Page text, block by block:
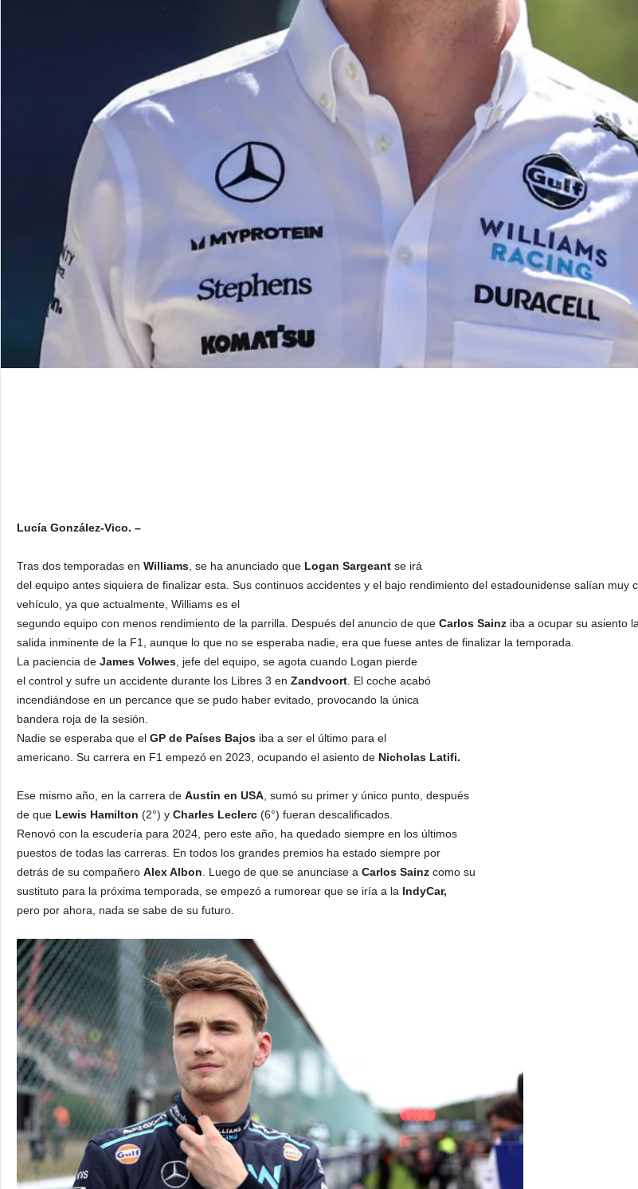
Lucía González-Vico. –
Tras dos temporadas en Williams , se ha anunciado que Logan Sargeant se irá
del equipo antes siquiera de finalizar esta. Sus continuos accidentes y el bajo rendimiento del estadounidense salían
vehículo, ya que actualmente, Williams es el
segundo equipo con menos rendimiento de la parrilla. Después del anuncio de que Carlos Sainz iba a ocupar su asiento
salida inminente de la F1, aunque lo que no se esperaba nadie, era que fuese antes de finalizar la temporada.
La paciencia de James Volwes , jefe del equipo, se agota cuando Logan pierde
el control y sufre un accidente durante los Libres 3 en Zandvoort . El coche acabó
incendiándose en un percance que se pudo haber evitado, provocando la única
bandera roja de la sesión.
Nadie se esperaba que el GP de Países Bajos iba a ser el último para el
americano. Su carrera en F1 empezó en 2023, ocupando el asiento de Nicholas Latifi.
Ese mismo año, en la carrera de Austin en USA , sumó su primer y único punto, después
de que Lewis Hamilton (2°) y Charles Leclerc (6°) fueran descalificados.
Renovó con la escudería para 2024, pero este año, ha quedado siempre en los últimos
puestos de todas las carreras. En todos los grandes premios ha estado siempre por
detrás de su compañero Alex Albon . Luego de que se anunciase a Carlos Sainz como su
sustituto para la próxima temporada, se empezó a rumorear que se iría a la IndyCar,
pero por ahora, nada se sabe de su futuro.